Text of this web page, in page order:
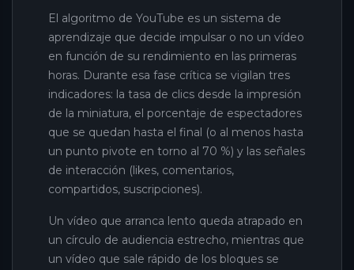
El algoritmo de YouTube es un sistema de
aprendizaje que decide impulsar o no un vídeo
en función de su rendimiento en las primeras
horas. Durante esa fase crítica se vigilan tres
indicadores: la tasa de clics desde la impresión
de la miniatura, el porcentaje de espectadores
que se quedan hasta el final (o al menos hasta
un punto pivote en torno al 70 %) y las señales
de interacción (likes, comentarios,
compartidos, suscripciones).
Un vídeo que arranca lento queda atrapado en
un círculo de audiencia estrecho, mientras que
un vídeo que sale rápido de los bloques se